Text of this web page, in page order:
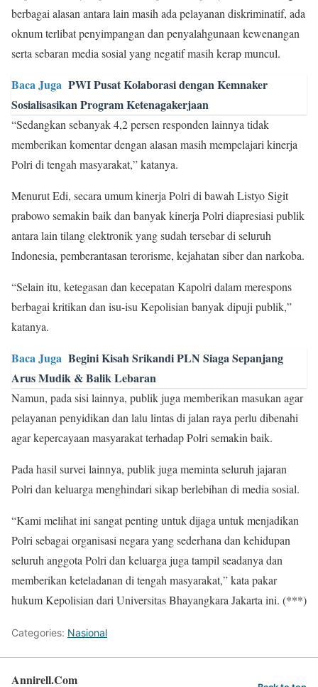
berbagai alasan antara lain masih ada pelayanan diskriminatif, ada
oknum terlibat penyimpangan dan penyalahgunaan kewenangan
serta sebaran media sosial yang negatif masih kerap muncul.
Baca Juga PWI Pusat Kolaborasi dengan Kemnaker
Sosialisasikan Program Ketenagakerjaan
“Sedangkan sebanyak 4,2 persen responden lainnya tidak
memberikan komentar dengan alasan masih mempelajari kinerja
Polri di tengah masyarakat,” katanya.
Menurut Edi, secara umum kinerja Polri di bawah Listyo Sigit
prabowo semakin baik dan banyak kinerja Polri diapresiasi publik
antara lain tilang elektronik yang sudah tersebar di seluruh
Indonesia, pemberantasan terorisme, kejahatan siber dan narkoba.
“Selain itu, ketegasan dan kecepatan Kapolri dalam merespons
berbagai kritikan dan isu-isu Kepolisian banyak dipuji publik,”
katanya.
Baca Juga Begini Kisah Srikandi PLN Siaga Sepanjang
Arus Mudik & Balik Lebaran
Namun, pada sisi lainnya, publik juga memberikan masukan agar
pelayanan penyidikan dan lalu lintas di jalan raya perlu dibenahi
agar kepercayaan masyarakat terhadap Polri semakin baik.
Pada hasil survei lainnya, publik juga meminta seluruh jajaran
Polri dan keluarga menghindari sikap berlebihan di media sosial.
“Kami melihat ini sangat penting untuk dijaga untuk menjadikan
Polri sebagai organisasi negara yang sederhana dan kehidupan
seluruh anggota Polri dan keluarga juga tampil seadanya dan
memberikan keteladanan di tengah masyarakat,” kata pakar
hukum Kepolisian dari Universitas Bhayangkara Jakarta ini. (***)
Categories: Nasional
Annirell.Com